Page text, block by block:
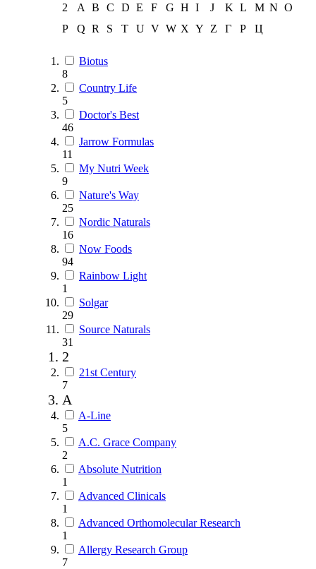
2
A B C D E F G H I J K L M N O
P
Q R S T U V W X Y Z Г Р Ц
Biotus
8
Country Life
5
Doctor's Best
46
Jarrow Formulas
11
My Nutri Week
9
Nature's Way
25
Nordic Naturals
16
Now Foods
94
Rainbow Light
1
Solgar
29
Source Naturals
31
2
21st Century
7
A
A-Line
5
A.C. Grace Company
2
Absolute Nutrition
1
Advanced Clinicals
1
Advanced Orthomolecular Research
1
Allergy Research Group
7